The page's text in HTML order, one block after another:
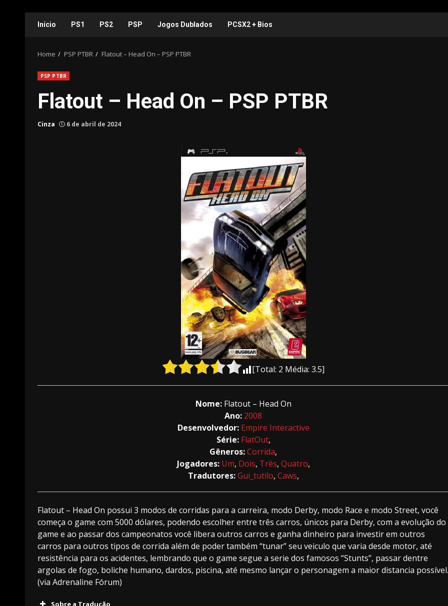
Início PS1 PS2 PSP Jogos Dublados PCSX2 + Bios
Home PSP PTBR Flatout – Head On – PSP PTBR
PSP PTBR
Flatout – Head On – PSP PTBR
Cinza 6 de abril de 2024
[Total: 2 Média:3.5]
Nome: Flatout – Head On
Ano: 2008
Desenvolvedor: Empire Interactive
Série: FlatOut,
Gêneros:Corrida,
Jogadores: Um, Dois, Três, Quatro,
Tradutores:Gui_tutilo, Caws,
Flatout – Head On possui 3 modos de corridas para a carreira, modo Derby, modo Race e modo Street, você
começa o game com 5000 dólares, podendo escolher entre três carros, únicos para Derby, com a evolução do
game e ao passar dos campeonatos você libera outros carros e ganha dinheiro para investir em outros
carros para outros tipos de corrida além de poder também “tunar” seu veiculo que varia desde motor, até
resistência para os acidentes, lembrando que o game segue a serie dos famosos “Stunts”, passar dentre
argolas de fogo, boliche humano, dardos, piscina, até mesmo lançar o personagem a maior distancia possível.
(via Adrenaline Fórum)
Sobre a Tradução